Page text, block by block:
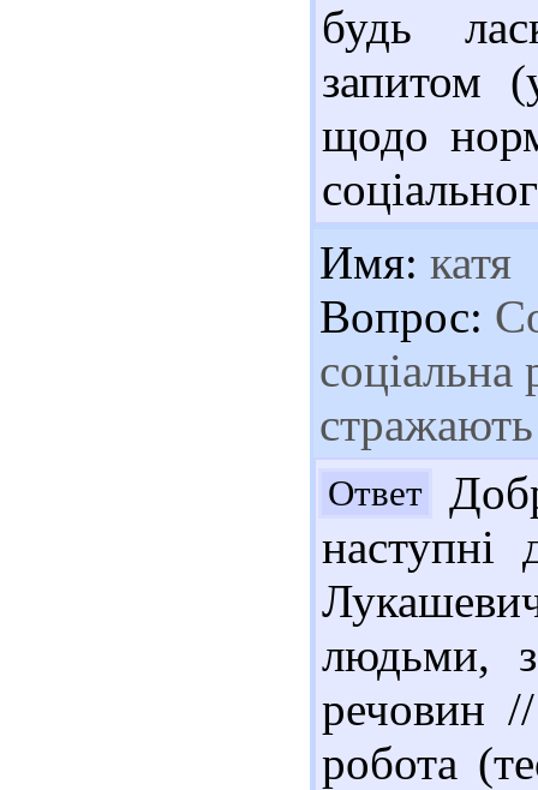
будь
запитом
щодо
Имя: катя
Вопрос:
соціальна
Ответ
людьми,
речовин
робота